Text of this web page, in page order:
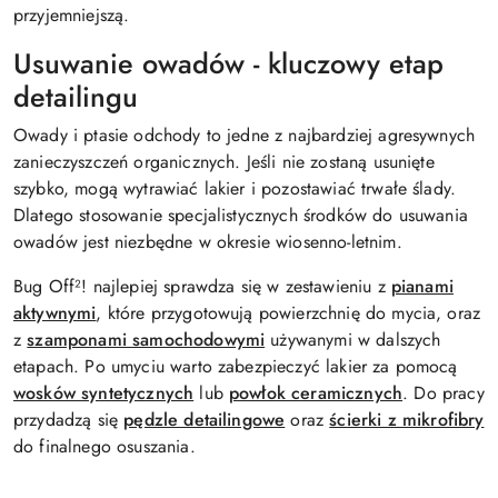
przyjemniejszą.
Usuwanie owadów - kluczowy etap
detailingu
Owady i ptasie odchody to jedne z najbardziej agresywnych
zanieczyszczeń organicznych. Jeśli nie zostaną usunięte
szybko, mogą wytrawiać lakier i pozostawiać trwałe ślady.
Dlatego stosowanie specjalistycznych środków do usuwania
owadów jest niezbędne w okresie wiosenno-letnim.
Bug Off²! najlepiej sprawdza się w zestawieniu z pianami
aktywnymi, które przygotowują powierzchnię do mycia, oraz
zszamponami samochodowymi używanymi w dalszych
etapach. Po umyciu warto zabezpieczyć lakier za pomocą
wosków syntetycznych lub powłok ceramicznych. Do pracy
przydadzą się pędzle detailingowe orazścierki z mikrofibry
do finalnego osuszania.